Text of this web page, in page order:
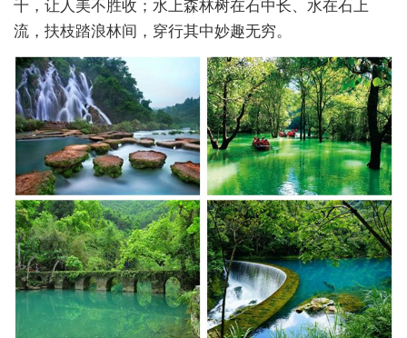
流，扶枝踏浪林间，穿行其中妙趣无穷。